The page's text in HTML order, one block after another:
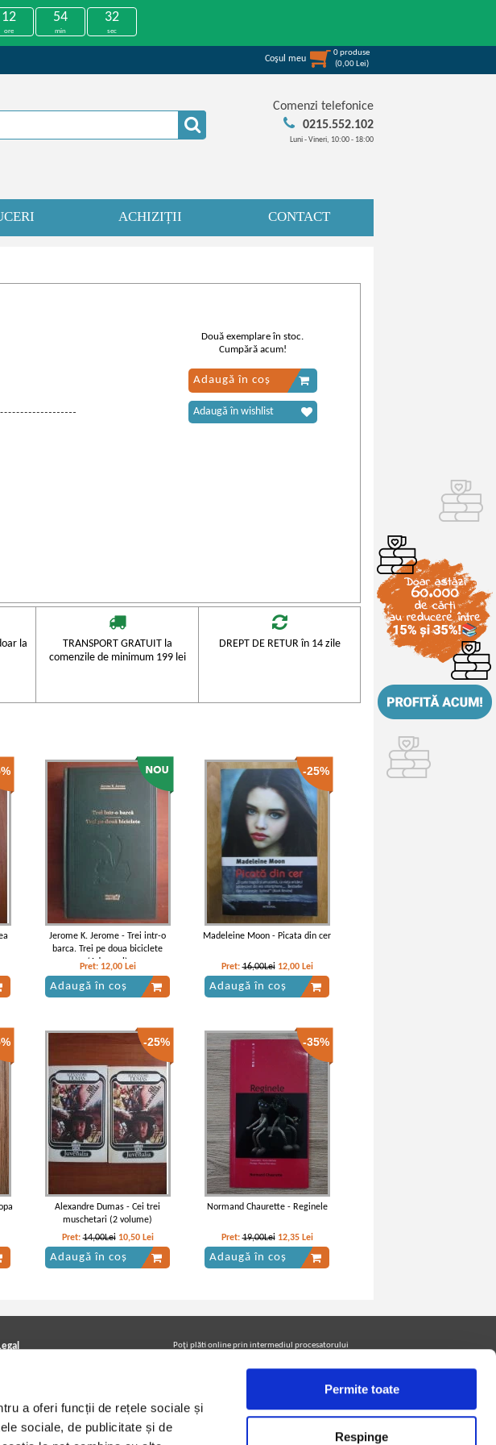
a oferi funcții de rețele sociale și
sociale, de publicitate și de
Permite toate
Respinge
12
ore
54
min
32
sec
Coşul meu
0produse
(0,00 Lei)
Comenzi telefonice
0215.552.102
Luni - Vineri, 10:00 - 18:00
ACHIZIȚII CONTACT
Două exemplare în stoc.
Cumpără acum!
Adaugă în coș
Adaugă în wishlist
la
TRANSPORT GRATUIT la
comenzile de minimum 199 lei
DREPT DE RETUR în 14 zile
Jerome K. Jerome - Trei intr-o
barca. Trei pe doua biciclete
(Adevarul)
Pret: 12,00 Lei
Adaugă în coș
-25%
Madeleine Moon - Picata din cer
Pret:16,00Lei 12,00 Lei
Adaugă în coș
-25%
Alexandre Dumas - Cei trei
muschetari (2 volume)
Pret:14,00Lei 10,50 Lei
Adaugă în coș
-35%
Normand Chaurette - Reginele
Pret:19,00Lei 12,35 Lei
Adaugă în coș
si conditii
cookie-uri
Poţi plăti online prin intermediul procesatorului
Urmăreşte-ne pe facebook pentru a fi la curent cu